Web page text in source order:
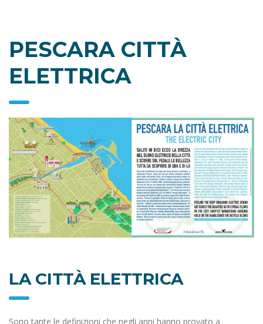
PESCARA CITTÀ
ELETTRICA
LA CITTÀ ELETTRICA
Sono tante le definizioni che negli anni hanno provato a